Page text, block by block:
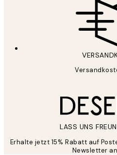
LASS UNS
Erhalte jetzt 15% Rabatt auf
Newsletter